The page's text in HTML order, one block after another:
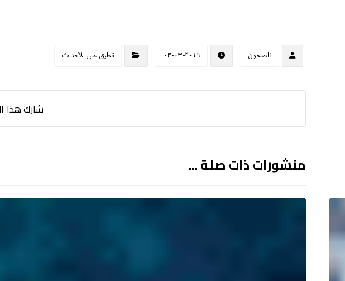
ناصحون ٢٠١٩-٠٣-٠٣ تعليق على الأحداث
منشورات ذات صلة ...